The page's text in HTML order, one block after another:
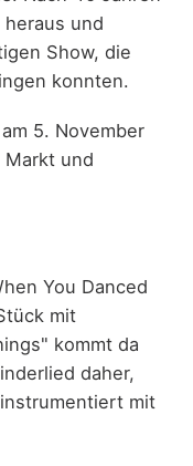
heraus und
Show, die
konnten.
5. November
und
You Danced
mit
kommt da
daher,
mit